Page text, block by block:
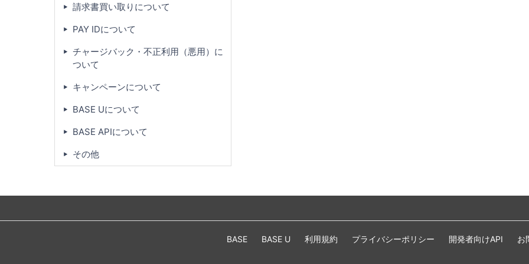
請求書買い取りについて
PAY IDについて
チャージバック・不正利用（悪用）に
ついて
キャンペーンについて
BASE Uについて
BASE APIについて
その他
BASE BASE U 利用規約 プライバシーポリシー 開発者向けAPI お